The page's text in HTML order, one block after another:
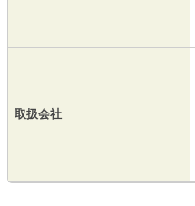
取扱会社